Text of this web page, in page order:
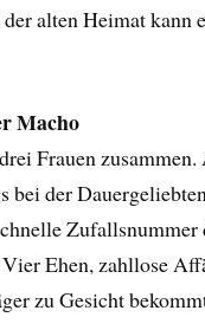
alten Heimat kann
Macho
Frauen
bei der
Ehen, zahllose
zu Gesicht